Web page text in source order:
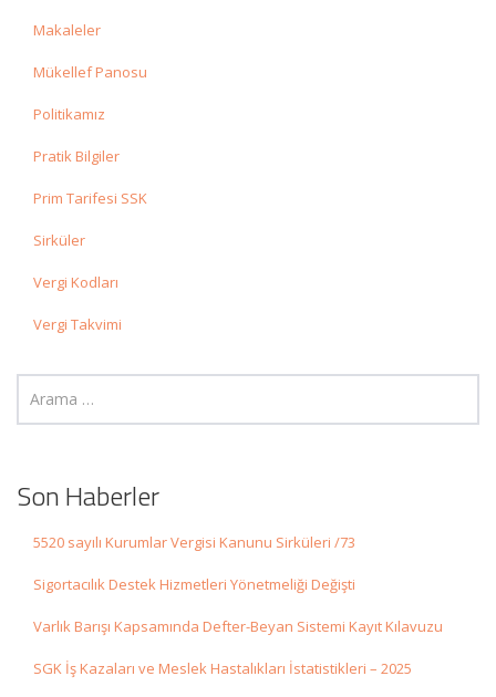
Makaleler
Mükellef Panosu
Politikamız
Pratik Bilgiler
Prim Tarifesi SSK
Sirküler
Vergi Kodları
Vergi Takvimi
Son Haberler
5520 sayılı Kurumlar Vergisi Kanunu Sirküleri /73
Sigortacılık Destek Hizmetleri Yönetmeliği Değişti
Varlık Barışı Kapsamında Defter-Beyan Sistemi Kayıt Kılavuzu
SGK İş Kazaları ve Meslek Hastalıkları İstatistikleri – 2025